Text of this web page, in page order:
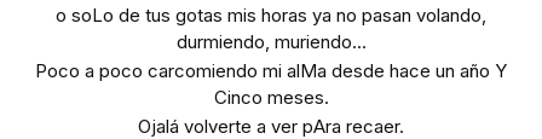
o soLo de tus gotas mis horas ya no pasan volando,
durmiendo, muriendo...
Poco a poco carcomiendo mi alMa desde hace un año Y
Cinco meses.
Ojalá volverte a ver pAra recaer.